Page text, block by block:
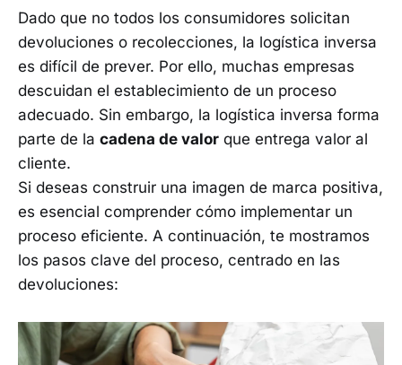
Dado que no todos los consumidores solicitan
devoluciones o recolecciones, la logística inversa
es difícil de prever. Por ello, muchas empresas
descuidan el establecimiento de un proceso
adecuado. Sin embargo, la logística inversa forma
parte de la cadena de valor que entrega valor al
cliente.
Si deseas construir una imagen de marca positiva,
es esencial comprender cómo implementar un
proceso eficiente. A continuación, te mostramos
los pasos clave del proceso, centrado en las
devoluciones: